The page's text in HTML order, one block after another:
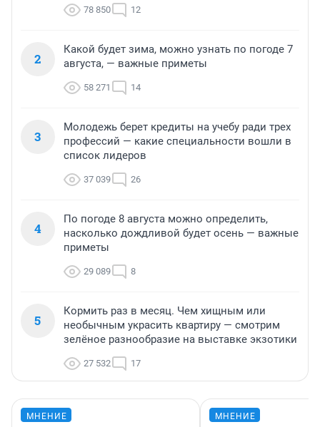
78 850 12
2
Какой будет зима, можно узнать по погоде 7
августа, — важные приметы
58 271 14
3
Молодежь берет кредиты на учебу ради трех
профессий — какие специальности вошли в
список лидеров
37 039 26
4
По погоде 8 августа можно определить,
насколько дождливой будет осень — важные
приметы
29 089 8
5
Кормить раз в месяц. Чем хищным или
необычным украсить квартиру — смотрим
зелёное разнообразие на выставке экзотики
27 532 17
МНЕНИЕ МНЕНИЕ